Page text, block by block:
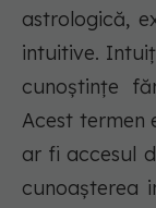
astrologică,
intuitive.
cunoștințe
Acest termen
ar fi accesul
cunoașterea